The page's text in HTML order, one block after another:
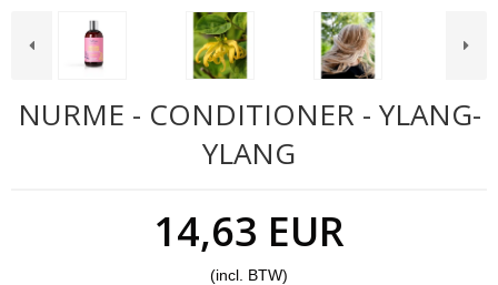
NURME - CONDITIONER - YLANG-
YLANG
14,63 EUR
(incl. BTW)